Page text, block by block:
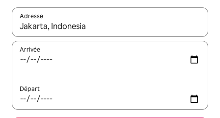
Adresse
Lorsque les résultats s'affichent, utilisez les flèches vers le
Arrivée
Départ